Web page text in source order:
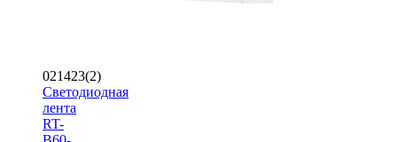
021423(2)
Светодиодная
лента
RT-